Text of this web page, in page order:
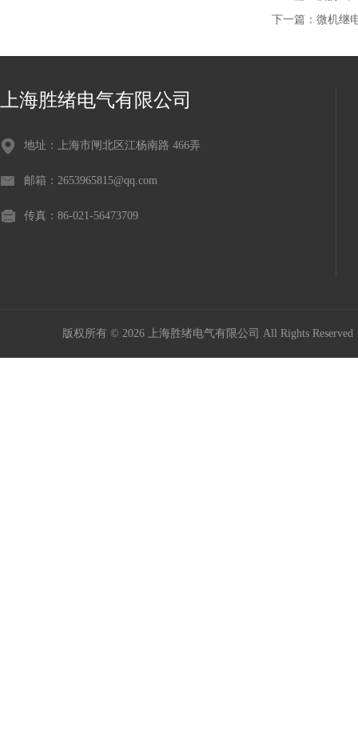
下一篇： 微机继
上海胜绪电气有限公司
地址：上海市闸北区江杨南路 466弄
邮箱：2653965815@qq.com
传真：86-021-56473709
版权所有 © 2026 上海胜绪电气有限公司 All Rights